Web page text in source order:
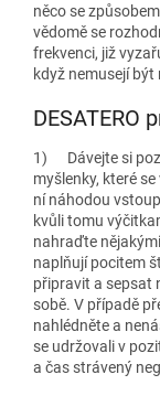
něco se
vědomě se
frekvenci, již
když nemusejí
DESATERO
1) Dávejte si
myšlenky, které
ní náhodou
kvůli tomu
nahraďte
naplňují pocitem
připravit a sepsat
sobě. V případě
nahlédněte a
se udržovali v
a čas strávený